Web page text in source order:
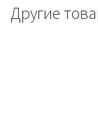
Другие